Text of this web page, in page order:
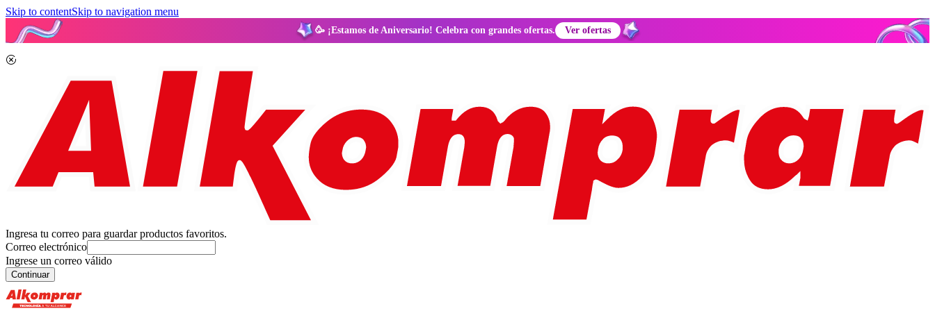
Skip to contentSkip to navigation menu
🥳 ¡Estamos de Aniversario! Celebra con grandes ofertas. Ver ofertas
Ingresa tu correo para guardar productos favoritos.
Correo electrónico
Ingrese un correo válido
Continuar